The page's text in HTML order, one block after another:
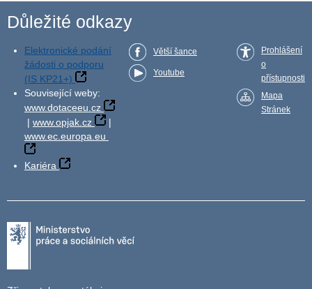
Důležité odkazy
Elektronické podání
žádosti o podporu
(IS KP21+)
Související weby:
www.dotaceeu.cz
| www.opjak.cz
|
www.ec.europa.eu
Kariéra
Větší šance
Youtube
Prohlášení
o
přístupnosti
Mapa
Stránek